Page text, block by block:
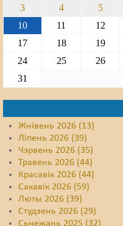
3
4 5
10
11 12
17
18 19
24
25 26
31
Жнівень 2026 (13)
Ліпень 2026 (39)
Чэрвень 2026 (35)
Травень 2026 (44)
Красавік 2026 (44)
Сакавік 2026 (59)
Люты 2026 (39)
Студзень 2026 (29)
Сьнежань 2025 (32)